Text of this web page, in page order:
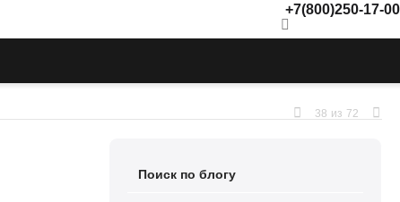
+7(800)250-17-00
38 из 72
Поиск по блогу